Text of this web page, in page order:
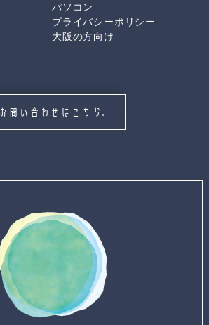
パソコン
プライバシーポリシー
大阪の方向け
お問い合わせはこちら.